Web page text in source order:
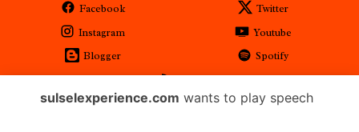
Facebook
Twitter
Instagram
Youtube
Blogger
Spotify
RSS
sulselexperience.com wants to play speech